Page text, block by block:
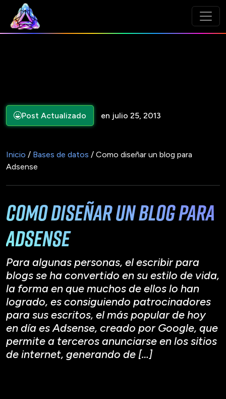
Post Actualizado en julio 25, 2013
Inicio / Bases de datos / Como diseñar un blog para
Adsense
Como diseñar un blog para
Adsense
Para algunas personas, el escribir para
blogs se ha convertido en su estilo de vida,
la forma en que muchos de ellos lo han
logrado, es consiguiendo patrocinadores
para sus escritos, el más popular de hoy
en día es Adsense, creado por Google, que
permite a terceros anunciarse en los sitios
de internet, generando de […]